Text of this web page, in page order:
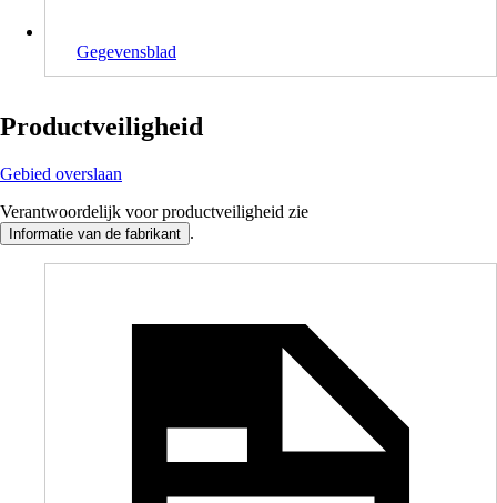
Gegevensblad
Productveiligheid
Gebied overslaan
Verantwoordelijk voor productveiligheid zie
Informatie van de fabrikant .